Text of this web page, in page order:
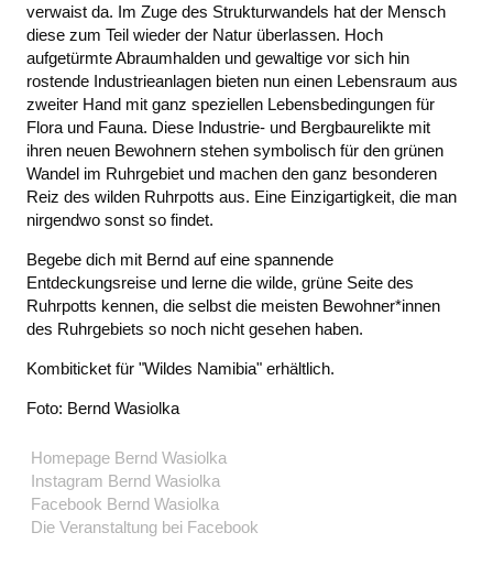
verwaist da. Im Zuge des Strukturwandels hat der Mensch
diese zum Teil wieder der Natur überlassen. Hoch
aufgetürmte Abraumhalden und gewaltige vor sich hin
rostende Industrieanlagen bieten nun einen Lebensraum aus
zweiter Hand mit ganz speziellen Lebensbedingungen für
Flora und Fauna. Diese Industrie- und Bergbaurelikte mit
ihren neuen Bewohnern stehen symbolisch für den grünen
Wandel im Ruhrgebiet und machen den ganz besonderen
Reiz des wilden Ruhrpotts aus. Eine Einzigartigkeit, die man
nirgendwo sonst so findet.
Begebe dich mit Bernd auf eine spannende
Entdeckungsreise und lerne die wilde, grüne Seite des
Ruhrpotts kennen, die selbst die meisten Bewohner*innen
des Ruhrgebiets so noch nicht gesehen haben.
Kombiticket für "Wildes Namibia" erhältlich.
Foto: Bernd Wasiolka
Homepage Bernd Wasiolka
Instagram Bernd Wasiolka
Facebook Bernd Wasiolka
Die Veranstaltung bei Facebook